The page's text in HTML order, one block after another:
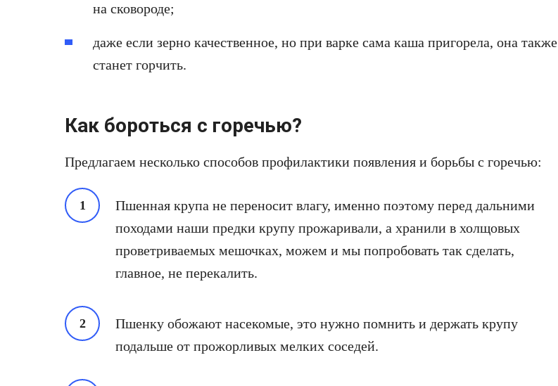
на сковороде;
даже если зерно качественное, но при варке сама каша пригорела, она также
станет горчить.
Как бороться с горечью?
Предлагаем несколько способов профилактики появления и борьбы с горечью:
Пшенная крупа не переносит влагу, именно поэтому перед дальними
походами наши предки крупу прожаривали, а хранили в холщовых
проветриваемых мешочках, можем и мы попробовать так сделать,
главное, не перекалить.
Пшенку обожают насекомые, это нужно помнить и держать крупу
подальше от прожорливых мелких соседей.